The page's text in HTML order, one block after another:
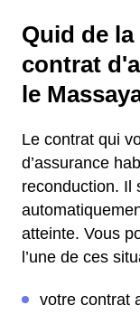
Quid de
contrat
le
Le contrat qui
d’assurance
reconduction. Il
atteinte. Vous
l’une de ces
votre contrat